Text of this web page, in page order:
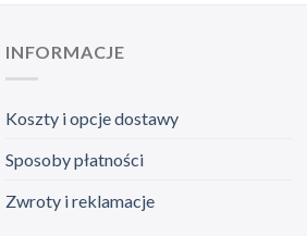
INFORMACJE
Koszty i opcje dostawy
Sposoby płatności
Zwroty i reklamacje